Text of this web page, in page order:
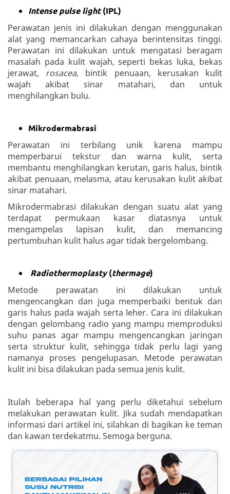
Intense pulse light(IPL)
Perawatan jenis ini dilakukan dengan menggunakan
alat yang memancarkan cahaya berintensitas tinggi.
Perawatan ini dilakukan untuk mengatasi beragam
masalah pada kulit wajah, seperti bekas luka, bekas
jerawat, rosacea, bintik penuaan, kerusakan kulit
wajah akibat sinar matahari, dan untuk
menghilangkan bulu.
Mikrodermabrasi
Perawatan ini terbilang unik karena mampu
memperbarui tekstur dan warna kulit, serta
membantu menghilangkan kerutan, garis halus, bintik
akibat penuaan, melasma, atau kerusakan kulit akibat
sinar matahari.
Mikrodermabrasi dilakukan dengan suatu alat yang
terdapat permukaan kasar diatasnya untuk
mengampelas lapisan kulit, dan memancing
pertumbuhan kulit halus agar tidak bergelombang.
Radiothermoplasty(thermage)
Metode perawatan ini dilakukan untuk
mengencangkan dan juga memperbaiki bentuk dan
garis halus pada wajah serta leher. Cara ini dilakukan
dengan gelombang radio yang mampu memproduksi
suhu panas agar mampu mengencangkan jaringan
serta struktur kulit, sehingga tidak perlu lagi yang
namanya proses pengelupasan. Metode perawatan
kulit ini bisa dilakukan pada semua jenis kulit.
Itulah beberapa hal yang perlu diketahui sebelum
melakukan perawatan kulit. Jika sudah mendapatkan
informasi dari artikel ini, silahkan di bagikan ke teman
dan kawan terdekatmu. Semoga berguna.